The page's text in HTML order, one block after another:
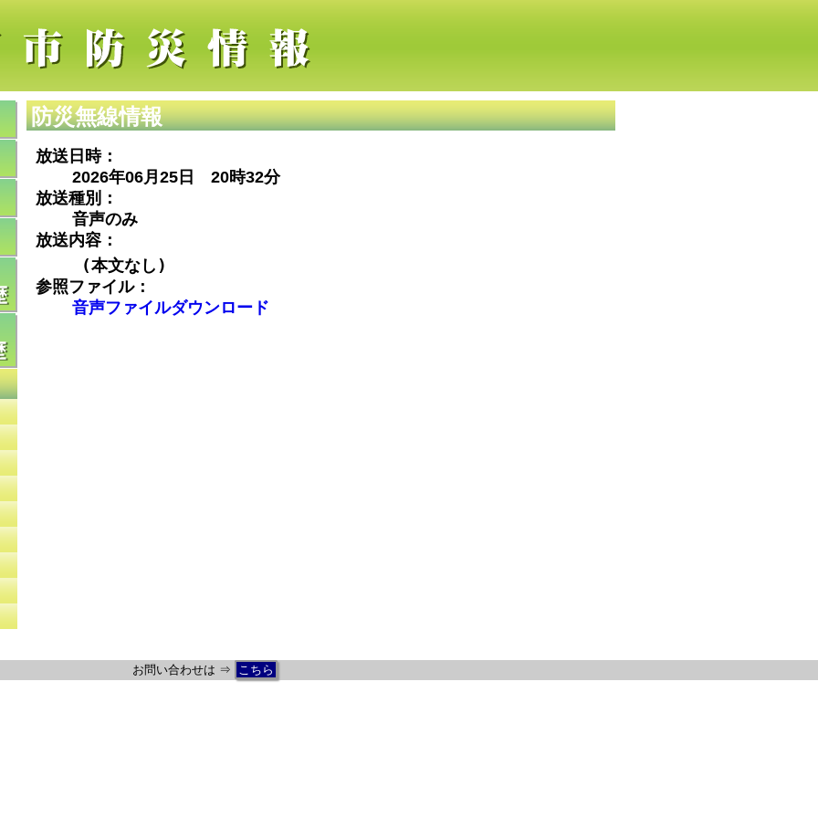
防災無線情報
放送日時：
2026年06月25日 20時32分
放送種別：
音声のみ
放送内容：
(本文なし)
参照ファイル：
音声ファイルダウンロード
お問い合わせは ⇒ こちら